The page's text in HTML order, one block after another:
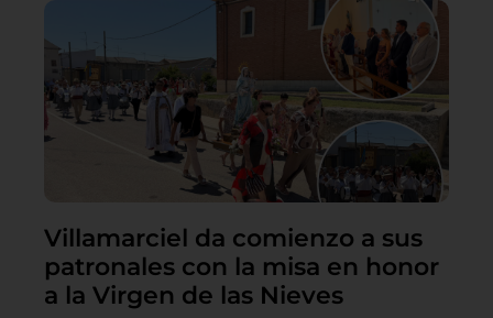
Villamarciel da comienzo a sus
patronales con la misa en honor
a la Virgen de las Nieves